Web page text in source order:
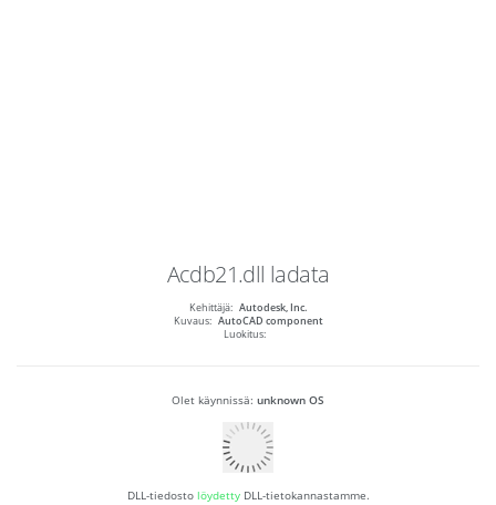
Acdb21.dll ladata
Kehittäjä: Autodesk, Inc.
Kuvaus: AutoCAD component
Luokitus:
Olet käynnissä: unknown OS
DLL-tiedosto löydettyDLL-tietokannastamme.